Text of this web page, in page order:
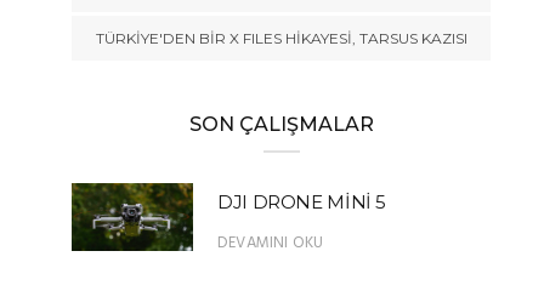
TÜRKİYE'DEN BİR X FILES HİKAYESİ, TARSUS KAZISI
SON ÇALIŞMALAR
DJI DRONE MİNİ 5
DEVAMINI OKU